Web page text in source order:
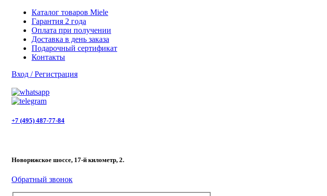
Каталог товаров Miele
Гарантия 2 года
Оплата при получении
Доставка в день заказа
Подарочный сертификат
Контакты
Вход / Регистрация
+7 (495) 487-77-84
Новорижское шоссе, 17-й километр, 2.
Обратный звонок